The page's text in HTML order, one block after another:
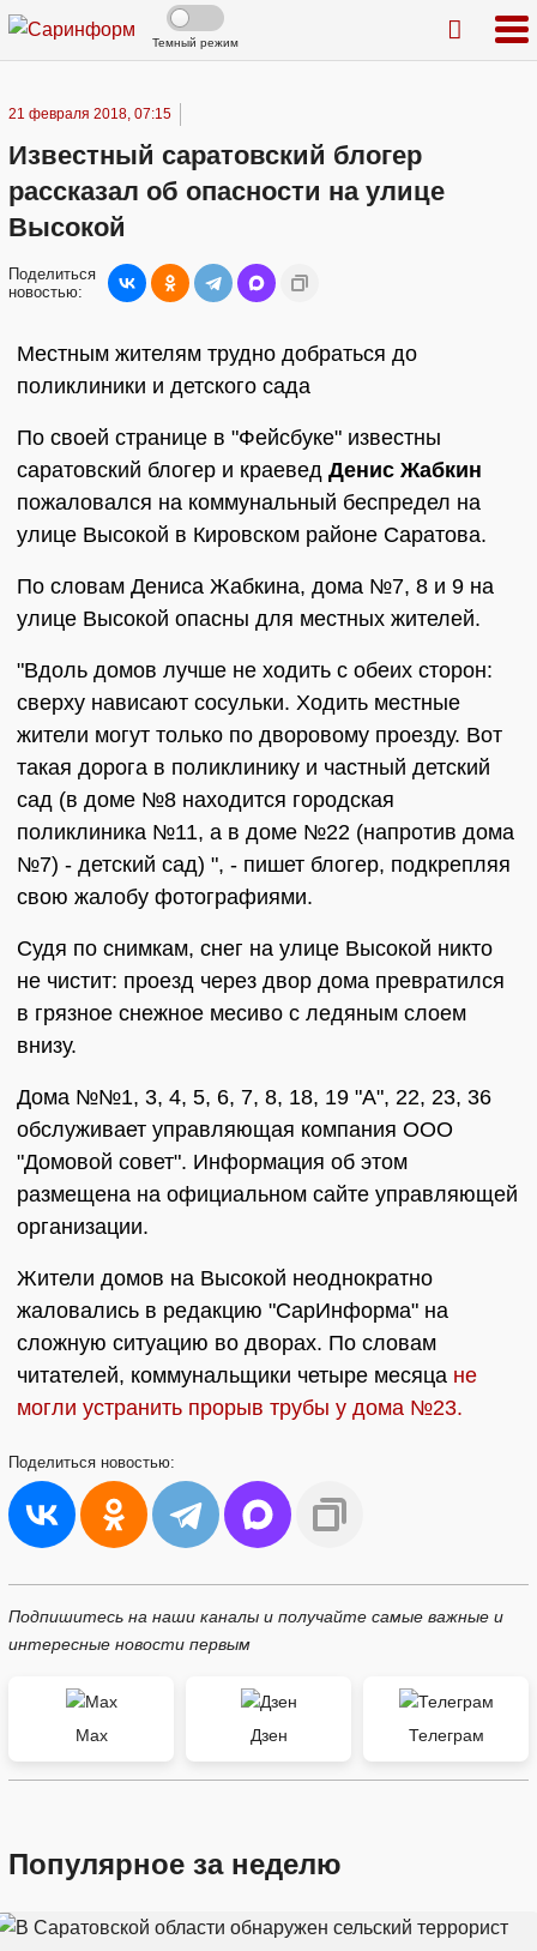
Темный режим
21 февраля 2018, 07:15
Известный саратовский блогер
рассказал об опасности на улице
Высокой
Поделиться
новостью:
Местным жителям трудно добраться до
поликлиники и детского сада
По своей странице в "Фейсбуке" известны
саратовский блогер и краевед Денис Жабкин
пожаловался на коммунальный беспредел на
улице Высокой в Кировском районе Саратова.
По словам Дениса Жабкина, дома №7, 8 и 9 на
улице Высокой опасны для местных жителей.
"Вдоль домов лучше не ходить с обеих сторон:
сверху нависают сосульки. Ходить местные
жители могут только по дворовому проезду. Вот
такая дорога в поликлинику и частный детский
сад (в доме №8 находится городская
поликлиника №11, а в доме №22 (напротив дома
№7) - детский сад) ", - пишет блогер, подкрепляя
свою жалобу фотографиями.
Судя по снимкам, снег на улице Высокой никто
не чистит: проезд через двор дома превратился
в грязное снежное месиво с ледяным слоем
внизу.
Дома №№1, 3, 4, 5, 6, 7, 8, 18, 19 "А", 22, 23, 36
обслуживает управляющая компания ООО
"Домовой совет". Информация об этом
размещена на официальном сайте управляющей
организации.
Жители домов на Высокой неоднократно
жаловались в редакцию "СарИнформа" на
сложную ситуацию во дворах. По словам
читателей, коммунальщики четыре месяца не
могли устранить прорыв трубы у дома №23.
Поделиться новостью:
Подпишитесь на наши каналы и получайте самые важные и
интересные новости первым
Max Дзен Телеграм
Популярное за неделю